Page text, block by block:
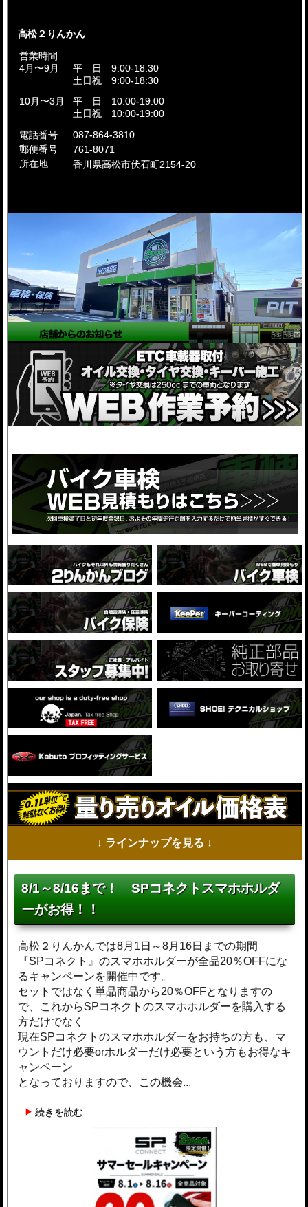
高松２りんかん
営業時間
4月〜9月
平 日 9:00-18:30
土日祝 9:00-18:30
10月〜3月
平 日 10:00-19:00
土日祝 10:00-19:00
電話番号
087-864-3810
郵便番号
761-8071
所在地
香川県高松市伏石町2154-20
↓ ラインナップを見る ↓
8/1～8/16まで！ SPコネクトスマホホルダ
ーがお得！！
高松２りんかんでは8月1日～8月16日までの期間
『SPコネクト』のスマホホルダーが全品20％OFFにな
るキャンペーンを開催中です。
セットではなく単品商品から20％OFFとなりますの
で、これからSPコネクトのスマホホルダーを購入する
方だけでなく
現在SPコネクトのスマホホルダーをお持ちの方も、マ
ウントだけ必要orホルダーだけ必要という方もお得なキ
ャンペーン
となっておりますので、この機会...
続きを読む